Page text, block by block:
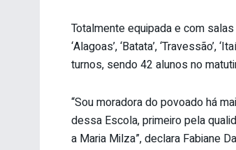
Totalmente equipada e com
‘Alagoas’, ‘Batata’, ‘Travessão’,
turnos, sendo 42 alunos no
“Sou moradora do povoado há
dessa Escola, primeiro pela
a Maria Milza”, declara Fabiane